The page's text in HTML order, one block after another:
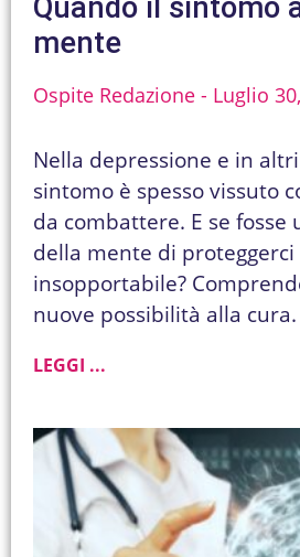
Quando il sintomo
mente
Ospite Redazione Luglio
Nella depressione e in
sintomo è spesso vissuto
da combattere. E se
della mente di
insopportabile?
nuove possibilità alla cura.
LEGGI ...